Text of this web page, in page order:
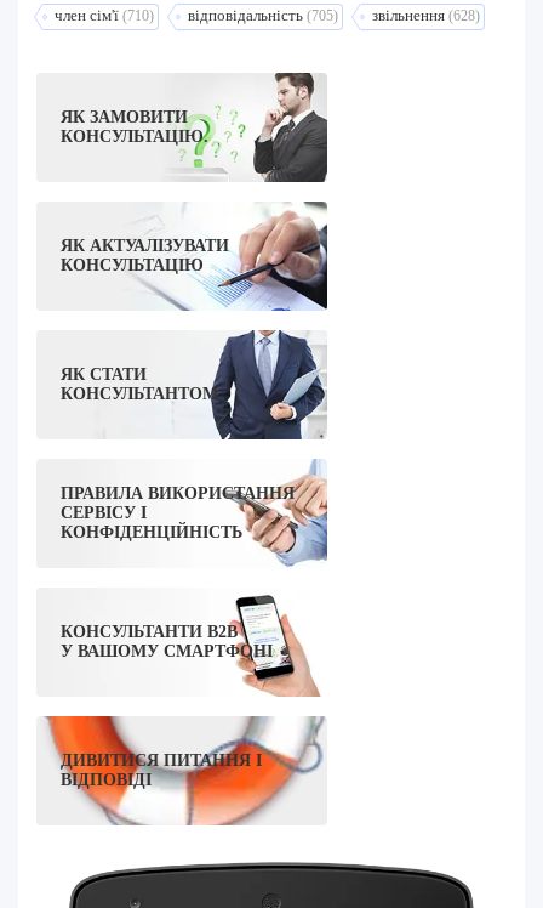
член сім'ї (710) відповідальність (705) звільнення (628)
ЯК ЗАМОВИТИ
КОНСУЛЬТАЦІЮ.
ЯК АКТУАЛІЗУВАТИ
КОНСУЛЬТАЦІЮ
ЯК СТАТИ
КОНСУЛЬТАНТОМ
ПРАВИЛА ВИКОРИСТАННЯ
СЕРВІСУ І
КОНФІДЕНЦІЙНІСТЬ
КОНСУЛЬТАНТИ B2B
У ВАШОМУ СМАРТФОНІ
ДИВИТИСЯ ПИТАННЯ І
ВІДПОВІДІ